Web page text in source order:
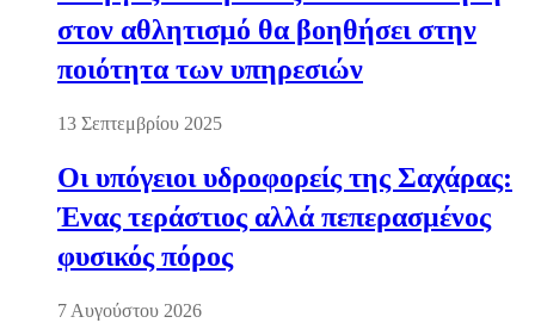
στον αθλητισμό θα βοηθήσει στην
ποιότητα των υπηρεσιών
13 Σεπτεμβρίου 2025
Οι υπόγειοι υδροφορείς της Σαχάρας:
Ένας τεράστιος αλλά πεπερασμένος
φυσικός πόρος
7 Αυγούστου 2026